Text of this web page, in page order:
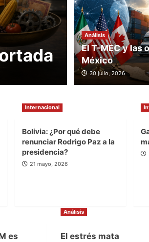
2 agosto, 2026
Análisis
El T-MEC y las
México
30 julio, 2026
Internacional
Bolivia: ¿Por qué debe
renunciar Rodrigo Paz a la
presidencia?
21 mayo, 2026
es
Análisis
El estrés mata